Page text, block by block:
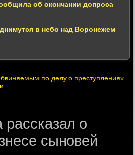
об окончании допроса
в небо над Воронежем
по делу о преступлениях
о
сыновей